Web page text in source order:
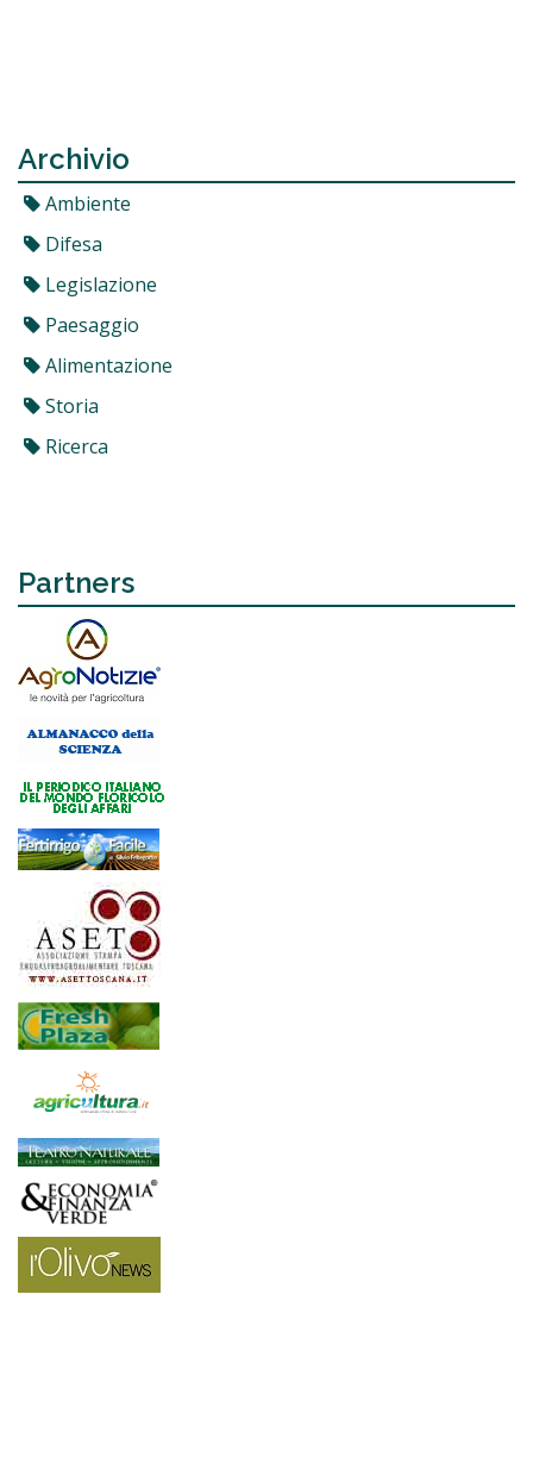
Archivio
Ambiente
Difesa
Legislazione
Paesaggio
Alimentazione
Storia
Ricerca
Partners